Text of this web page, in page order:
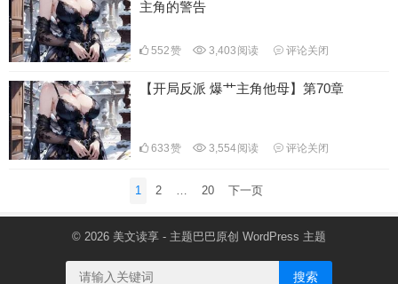
主角的警告
552赞 3,403 阅读 评论关闭
【开局反派 爆艹主角他母】第70章
633赞 3,554阅读 评论关闭
1 2 … 20 下一页
© 2026 美文读享 - 主题巴巴原创 WordPress 主题
搜索